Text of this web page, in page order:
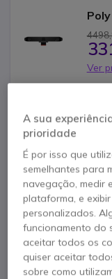
Ver
800 780
A sua
prioridade
É por isso que
semelhantes para
navegação, medir
plataforma, e
personalizados.
funcionamento do
aceitar todos os
quiser aceitar
sobre como